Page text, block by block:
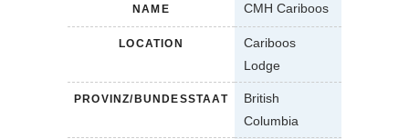
NAME CMH Cariboos
LOCATION
Cariboos
Lodge
PROVINZ/BUNDESSTAAT
British
Columbia